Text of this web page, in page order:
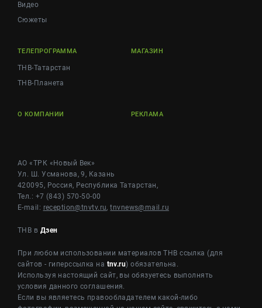
Видео
Сюжеты
ТЕЛЕПРОГРАММА
ТНВ-Татарстан
ТНВ-Планета
МАГАЗИН
О КОМПАНИИ РЕКЛАМА
АО «ТРК «Новый Век»
Ул. Ш. Усманова, 9, Казань
420095, Россия, Республика Татарстан,
Тел.: +7 (843) 570-50-00
E-mail: reception@tnvtv.ru,tnvnews@mail.ru
ТНВ в Дзен
При любом использовании материалов ТНВ ссылка (для
сайтов - гиперссылка на tnv.ru) обязательна.
Используя настоящий сайт, вы обязуетесь выполнять
условия данного соглашения.
Если вы являетесь правообладателем какой-либо